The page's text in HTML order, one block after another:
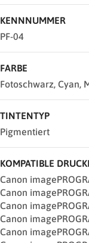
KENNNUMMER
PF-04
FARBE
Fotoschwarz, Cyan,
TINTENTYP
Pigmentiert
KOMPATIBLE
Canon
Canon
Canon
Canon
Canon